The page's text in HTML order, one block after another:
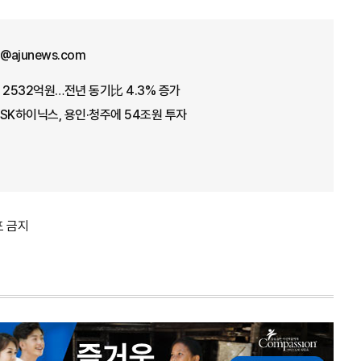
2532억원…전년 동기比 4.3% 증가
하이닉스, 용인·청주에 54조원 투자
금지